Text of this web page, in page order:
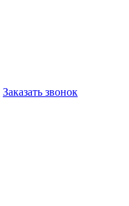
Заказать звонок